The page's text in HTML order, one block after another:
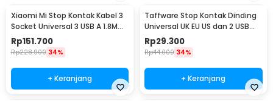
Xiaomi Mi Stop Kontak Kabel 3
Socket Universal 3 USB A 1.8M
250V 2500W - XMCXB01QMN
(ORIGINAL)
Rp151.700
Rp228.900 34%
+ Keranjang
Taffware Stop Kontak Dinding
Universal UK EU US dan 2 USB
Port - ATH1
Rp29.300
Rp44.000 34%
+ Keranjang